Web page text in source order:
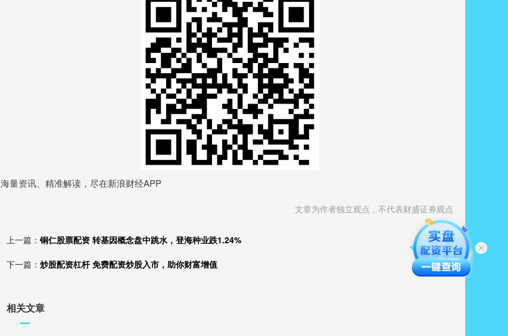
海量资讯、精准解读，尽在新浪财经APP
文章为作者独立观点，不代表财盛证券观点
上一篇： 铜仁股票配资 转基因概念盘中跳水，登海种业跌1.24%
下一篇： 炒股配资杠杆 免费配资炒股入市，助你财富增值
相关文章